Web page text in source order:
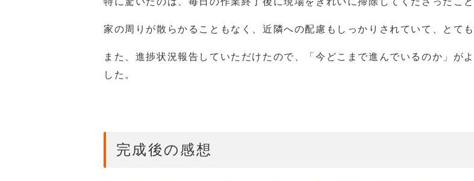
家の周りが散らかることもなく、近隣への配慮もしっかりされていて、とて
また、進捗状況報告していただけたので、「今どこまで進んでいるのか」が
した。
完成後の感想